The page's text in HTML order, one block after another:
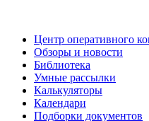
Центр оперативного
Обзоры и новости
Библиотека
Умные рассылки
Калькуляторы
Календари
Подборки документов